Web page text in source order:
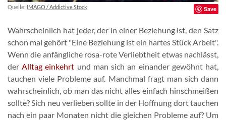
Quelle: IMAGO / Addictive Stock Save
Wahrscheinlich hat jeder, der in einer Beziehung ist, den Satz
schon mal gehört "Eine Beziehung ist ein hartes Stück Arbeit".
Wenn die anfängliche rosa-rote Verliebtheit etwas nachlässt,
der Alltag einkehrt und man sich an einander gewöhnt hat,
tauchen viele Probleme auf. Manchmal fragt man sich dann
wahrscheinlich, ob man das nicht alles einfach hinschmeißen
sollte? Sich neu verlieben sollte in der Hoffnung dort tauchen
nach ein paar Monaten nicht die gleichen Probleme auf? Um